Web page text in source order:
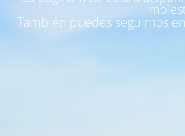
También puedes seguirnos en